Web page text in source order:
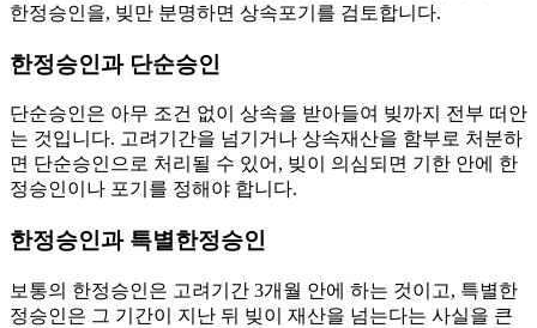
한정승인을, 빚만 분명하면 상속포기를 검토합니다.
한정승인과 단순승인
단순승인은 아무 조건 없이 상속을 받아들여 빚까지 전부 떠안
는 것입니다. 고려기간을 넘기거나 상속재산을 함부로 처분하
면 단순승인으로 처리될 수 있어, 빚이 의심되면 기한 안에 한
정승인이나 포기를 정해야 합니다.
한정승인과 특별한정승인
보통의 한정승인은 고려기간 3개월 안에 하는 것이고, 특별한
정승인은 그 기간이 지난 뒤 빚이 재산을 넘는다는 사실을 큰